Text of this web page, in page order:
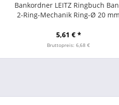
Bankordner LEITZ Ringbuch
2-Ring-Mechanik Ring-Ø 20 mm
5,61 € *
Bruttopreis: 6,68 €